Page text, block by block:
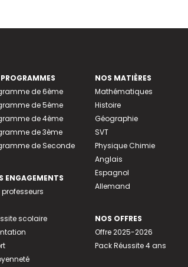
PROGRAMMES
de 6ème
de 5ème
de 4ème
de 3ème
de Seconde
ENGAGEMENTS
professeurs
scolaire
NOS MATIÈRES
Mathématiques
Histoire
Géographie
SVT
Physique Chimie
Anglais
Espagnol
Allemand
NOS OFFRES
Offre 2025-2026
Pack Réussite 4 ans